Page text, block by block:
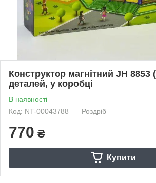
Конструктор магнітний JH
деталей, у коробці
В наявності
Код: NT-00043788
Роздріб
770 ₴
Купити